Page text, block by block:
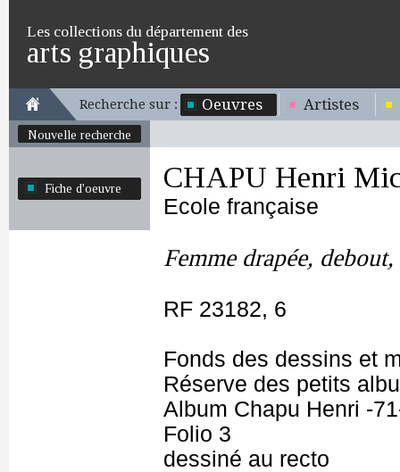
Les collections du département des
arts graphiques
Recherche sur : Oeuvres Artistes
Nouvelle recherche
Fiche d'oeuvre CHAPU Henri
Ecole française
Femme drapée,
RF 23182, 6
Fonds des dessins et
Réserve des petits
Album Chapu Henri -
Folio 3
dessiné au recto